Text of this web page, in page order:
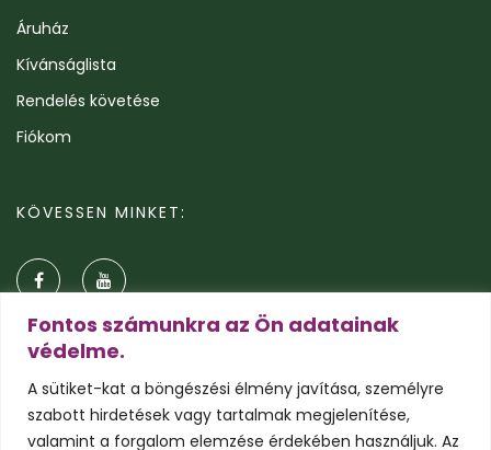
Fontos számunkra az Ön adatainak
védelme.
A sütiket-kat a böngészési élmény javítása, személyre
szabott hirdetések vagy tartalmak megjelenítése,
valamint a forgalom elemzése érdekében használjuk. Az
Áruház
Kívánságlista
Rendelés követése
Fiókom
KÖVESSEN MINKET: